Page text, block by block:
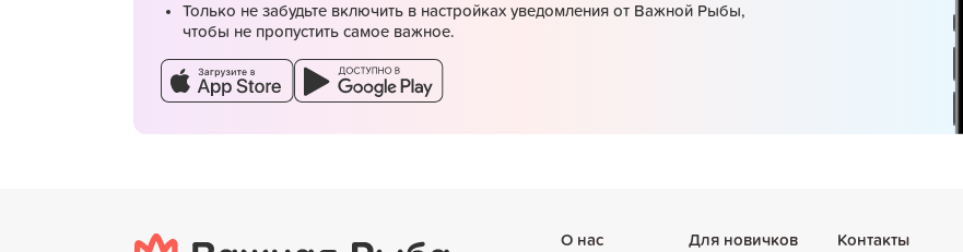
Только не забудьте включить в настройках уведомления от Важной Рыбы,
чтобы не пропустить самое важное.
О нас Для новичков Контакты